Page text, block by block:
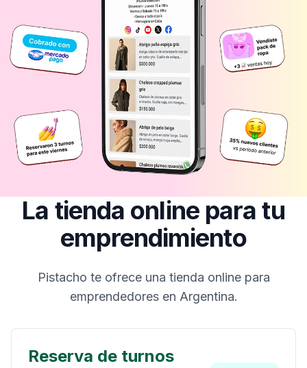
La tienda online para tu
emprendimiento
Pistacho te ofrece una tienda online para
emprendedores en Argentina.
Links y URLs